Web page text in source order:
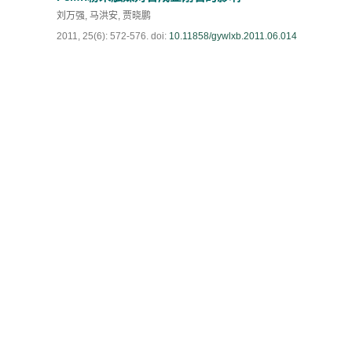
刘万强, 马洪安, 贾晓鹏
2011, 25(6): 572-576. doi: 10.11858/gywlxb.2011.06.014